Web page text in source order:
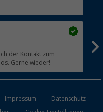
der Kontakt zum
Gerne wieder!
Impressum
Datenschutz